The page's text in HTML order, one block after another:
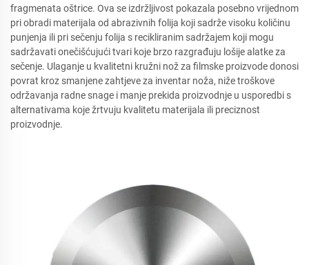
fragmenata oštrice. Ova se izdržljivost pokazala posebno vrijednom
pri obradi materijala od abrazivnih folija koji sadrže visoku količinu
punjenja ili pri sečenju folija s recikliranim sadržajem koji mogu
sadržavati onečišćujući tvari koje brzo razgrađuju lošije alatke za
sečenje. Ulaganje u kvalitetni kružni nož za filmske proizvode donosi
povrat kroz smanjene zahtjeve za inventar noža, niže troškove
održavanja radne snage i manje prekida proizvodnje u usporedbi s
alternativama koje žrtvuju kvalitetu materijala ili preciznost
proizvodnje.